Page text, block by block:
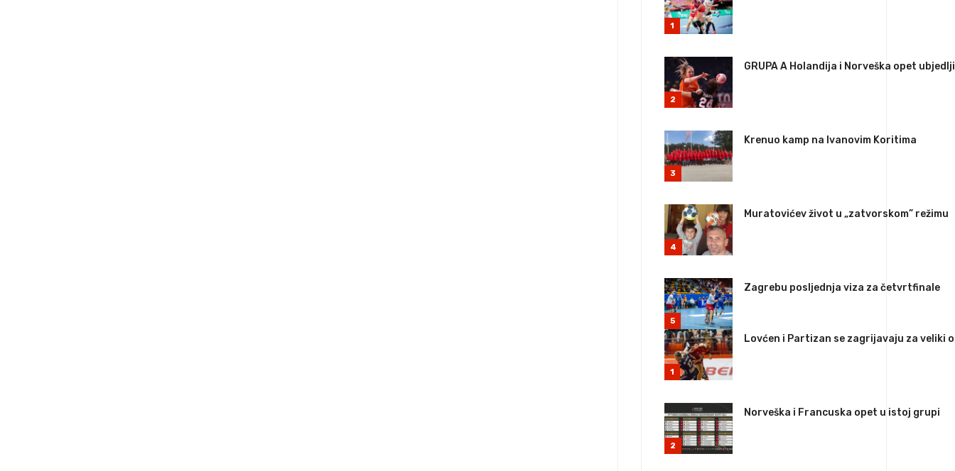
1
2
GRUPA A Holandija i Norveška opet
3
Krenuo kamp na Ivanovim Koritima
4
Muratovićev život u „zatvorskom” režimu
5
Zagrebu posljednja viza za četvrtfinale
1
Lovćen i Partizan se zagrijavaju za veliki
2
Norveška i Francuska opet u istoj grupi